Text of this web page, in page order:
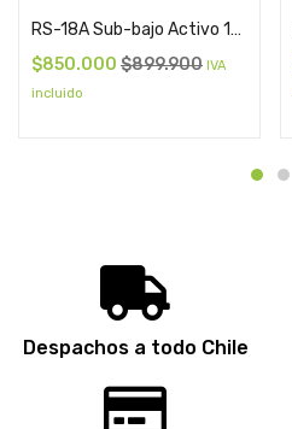
RS-18A Sub-bajo Activo 18″ AUDIOLAB
$850.000 $899.900 IVA
incluido
Despachos a todo Chile